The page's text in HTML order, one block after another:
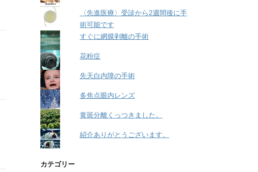
〈先進医療〉受診から2週間後に手
術可能です
すぐに網膜剥離の手術
花粉症
先天白内障の手術
多焦点眼内レンズ
黄斑分離くっつきました。
紹介ありがとうございます。
カテゴリー